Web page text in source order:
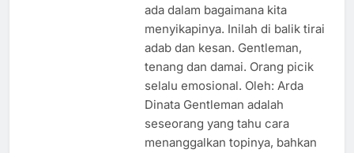
ada dalam bagaimana kita
menyikapinya. Inilah di balik tirai
adab dan kesan. Gentleman,
tenang dan damai. Orang picik
selalu emosional. Oleh: Arda
Dinata Gentleman adalah
seseorang yang tahu cara
menanggalkan topinya, bahkan